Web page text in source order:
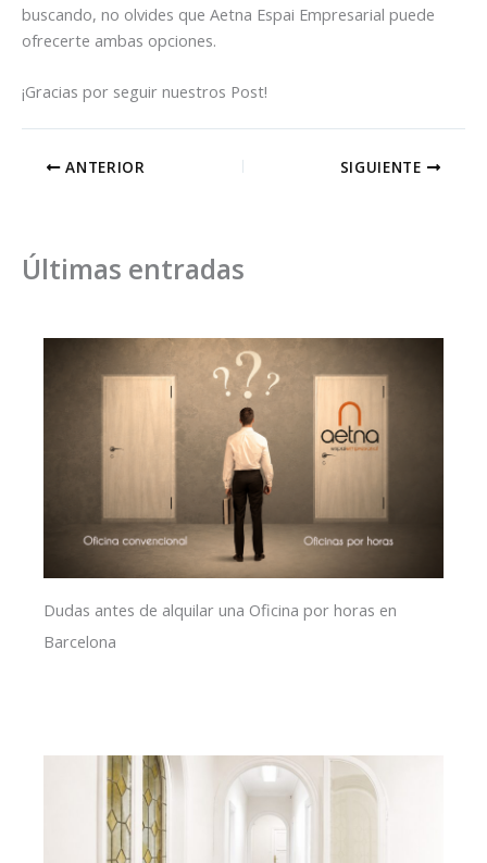
buscando, no olvides que Aetna Espai Empresarial puede
ofrecerte ambas opciones.
¡Gracias por seguir nuestros Post!
ANTERIOR SIGUIENTE
Últimas entradas
Dudas antes de alquilar una Oficina por horas en
Barcelona